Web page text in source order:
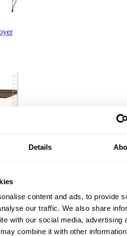
Details
content and ads, to provide
our traffic. We also share
with our social media, advertising
combine it with other